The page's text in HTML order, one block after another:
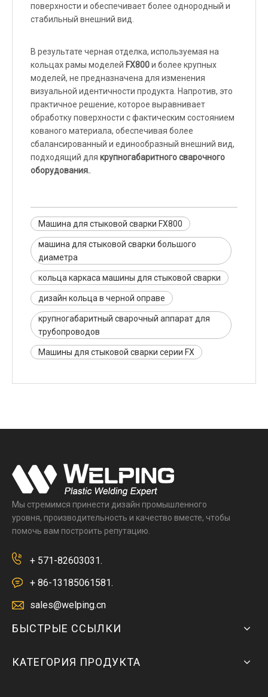
поверхности и обеспечивает более однородный и
стабильный внешний вид.
В результате черная отделка, используемая на
кольцах рамы моделей FX800и более крупных
моделей, не предназначена для изменения
визуальной идентичности продукта. Напротив, это
практичное решение, которое выравнивает
обработку поверхности с фактическим состоянием
кованого материала, обеспечивая более
сбалансированный и единообразный внешний вид,
подходящий для крупногабаритного сварочного
оборудования.
Машина для стыковой сварки FX800
машина для стыковой сварки большого
диаметра
кольца каркаса машины для стыковой сварки
дизайн кольца в черной оправе
крупногабаритный сварочный аппарат для
трубопроводов
Машины для стыковой сварки серии FX
Мы стремимся принести дизайн промышленного
уровня, производительность и качество вместе, чтобы
помочь вам построить репутацию.
+ 571-82603031.
+ 86-13185061581.
sales@welping.cn
БЫСТРЫЕ ССЫЛКИ
КАТЕГОРИЯ ПРОДУКТА